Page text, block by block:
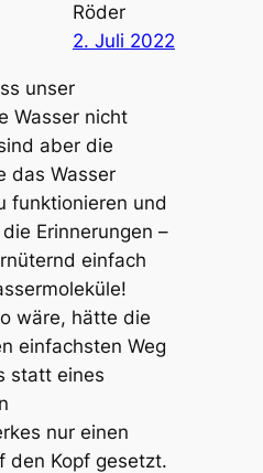
Röder
2. Juli 2022
unser
Wasser nicht
aber die
das Wasser
funktionieren und
Erinnerungen –
einfach
wäre, hätte die
einfachsten Weg
statt eines
nur einen
den Kopf gesetzt.